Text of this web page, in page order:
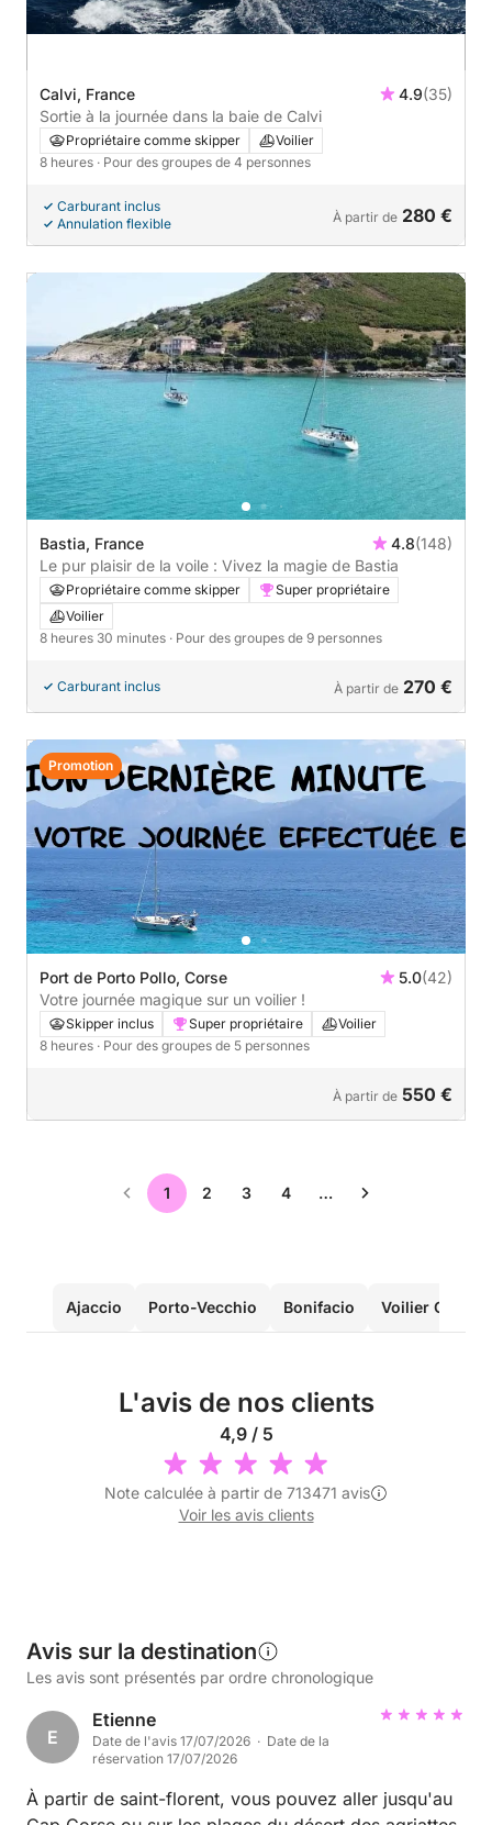
Calvi, France 4.9(35)
Sortie à la journée dans la baie de Calvi
Propriétaire comme skipper
Voilier
8 heures · Pour des groupes de 4 personnes
Carburant inclus
Annulation flexible
À partir de 280 €
Bastia, France 4.8(148)
Le pur plaisir de la voile : Vivez la magie de Bastia
Propriétaire comme skipper
Super propriétaire
Voilier
8 heures 30 minutes · Pour des groupes de 9 personnes
Carburant inclus À partir de 270 €
Port de Porto Pollo, Corse 5.0(42)
Votre journée magique sur un voilier !
Skipper inclus Super propriétaire
Voilier
8 heures · Pour des groupes de 5 personnes
À partir de 550 €
Promotion
1 2 3 4 …
Ajaccio Porto-Vecchio Bonifacio Voilier Corse
L'avis de nos clients
4,9 / 5
Note calculée à partir de 713471 avis
Voir les avis clients
Avis sur la destination
Les avis sont présentés par ordre chronologique
E
Etienne
Date de l'avis 17/07/2026 · Date de la
réservation 17/07/2026
À partir de saint-florent, vous pouvez aller jusqu'au